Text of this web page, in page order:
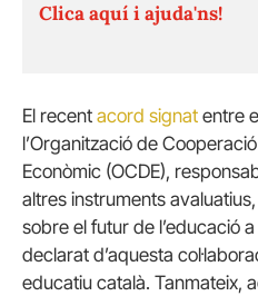
Clica aquí i ajuda'ns!
El recent acord signat entre
l’Organització de
Econòmic (OCDE),
altres instruments
sobre el futur de l’educació
declarat d’aquesta
educatiu català. Tanmateix,